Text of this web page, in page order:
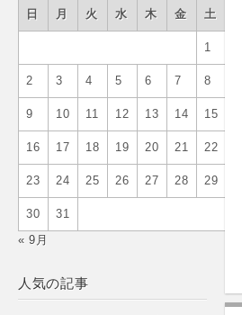
日 月 火 水 木 金 土
1
2 3 4 5 6 7 8
9 10 11 12 13 14 15
16 17 18 19 20 21 22
23 24 25 26 27 28 29
30 31
« 9月
人気の記事